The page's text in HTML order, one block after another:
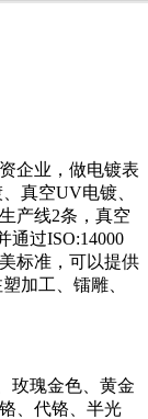
企业，做电镀表
真空UV电镀、
产线2条，真空
通过ISO:14000
标准，可以提供
加工、镭雕、
玫瑰金色、黄金
、代铬、半光